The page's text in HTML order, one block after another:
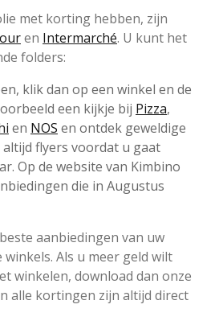
met korting hebben, zijn
en Intermarché. U kunt het
folders:
klik dan op een winkel en de
een kijkje bij Pizza,
en NOS en ontdek geweldige
flyers voordat u gaat
Op de website van Kimbino
die in Augustus
aanbiedingen van uw
Als u meer geld wilt
winkelen, download dan onze
alle kortingen zijn altijd direct